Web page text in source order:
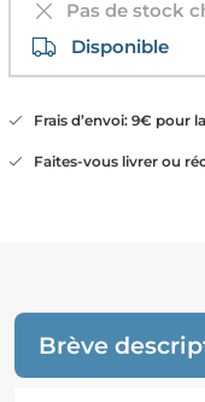
Pas de stock
Disponible
Frais d’envoi: 9€ pour
Faites-vous livrer ou
Brève